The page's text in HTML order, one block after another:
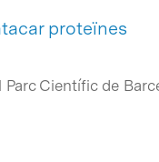
proteïnes
Científic de